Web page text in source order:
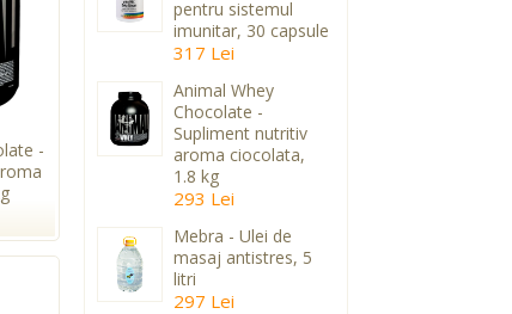
-
pentru sistemul
imunitar, 30 capsule
317 Lei
Animal Whey
Chocolate -
Supliment nutritiv
aroma ciocolata,
1.8 kg
293 Lei
Mebra - Ulei de
masaj antistres, 5
litri
297 Lei